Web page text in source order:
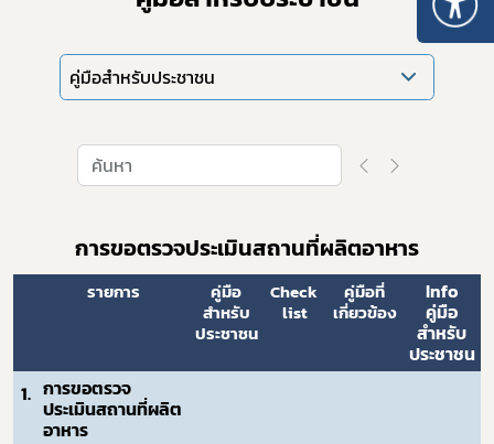
คู่มือสำหรับประชาชน
การขอตรวจประเมินสถานที่ผลิตอาหาร
​รายการ
​คู่มือ
สำหรับ
ประชาชน
Check
list
​คู่มือที่
เกี่ยวข้อง​
Info
คู่มือ
สำหรับ
ประชาชน
1. การขอตรวจ
ประเมินสถานที่ผลิต
อาหาร